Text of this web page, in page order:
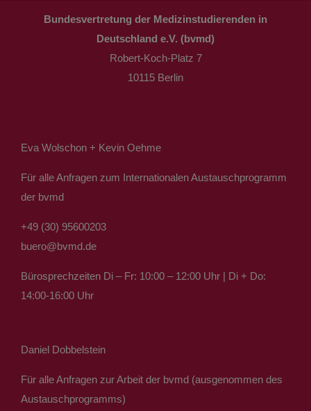
Bundesvertretung der Medizinstudierenden in
Deutschland e.V. (bvmd)
Robert-Koch-Platz 7
10115 Berlin
Eva Wolschon + Kevin Oehme
Für alle Anfragen zum Internationalen Austauschprogramm
der bvmd
+49 (30) 95600203
buero@bvmd.de
Bürosprechzeiten Di – Fr: 10:00 – 12:00 Uhr | Di + Do:
14:00-16:00 Uhr
Daniel Dobbelstein
Für alle Anfragen zur Arbeit der bvmd (ausgenommen des
Austauschprogramms)